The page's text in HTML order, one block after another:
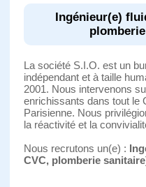
Ingénieur(e)
La société S.I.O. est un
indépendant et à taille
2001. Nous intervenons
enrichissants dans tout le
Parisienne. Nous
la réactivité et la
Nous recrutons un(e) :
CVC, plomberie